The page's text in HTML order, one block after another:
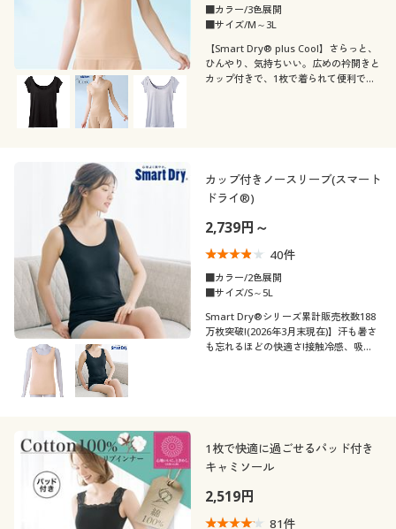
カタログ無料プレゼント
会員メニュー
マイページ
お気に入り
サポート
ご利用ガイド
よくある質問とお問い合わせ
無地
襟・ネック
Ｕネック
ノースリーブ
素材
抗菌防臭
ストレッチ
える)
冷感・涼感
ＵＶカット・紫外線
着用感
レギュラー
年代
30代 40代
50代 60代
シーズン
夏 秋
～
解除する
閉じる
■カラー/3色展開
■サイズ/M～3L
【Smart Dry® plus Cool】さらっと、
ひんやり、気持ちいい。広めの衿開きと
カップ付きで、1枚で着られて便利でラ
カップ付きノースリーブ(スマート
ドライ®)
2,739円～
40件
■カラー/2色展開
■サイズ/S～5L
Smart Dry®シリーズ累計販売枚数188
万枚突破!(2026年3月末現在)】汗も暑さ
も忘れるほどの快適さ!接触冷感、吸
1枚で快適に過ごせるパッド付き
キャミソール
2,519円
81件